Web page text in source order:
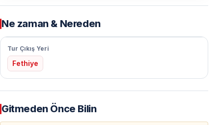
Ne zaman & Nereden
Tur Çıkış Yeri
Fethiye
Gitmeden Önce Bilin